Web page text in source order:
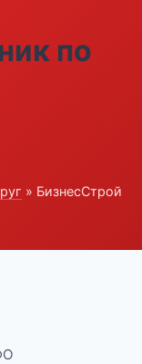
по
» БизнесСтрой